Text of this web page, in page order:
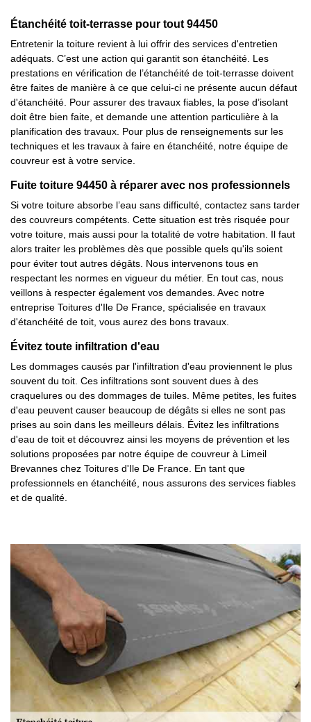
Étanchéité toit-terrasse pour tout 94450
Entretenir la toiture revient à lui offrir des services d'entretien
adéquats. C’est une action qui garantit son étanchéité. Les
prestations en vérification de l’étanchéité de toit-terrasse doivent
être faites de manière à ce que celui-ci ne présente aucun défaut
d'étanchéité. Pour assurer des travaux fiables, la pose d’isolant
doit être bien faite, et demande une attention particulière à la
planification des travaux. Pour plus de renseignements sur les
techniques et les travaux à faire en étanchéité, notre équipe de
couvreur est à votre service.
Fuite toiture 94450 à réparer avec nos professionnels
Si votre toiture absorbe l’eau sans difficulté, contactez sans tarder
des couvreurs compétents. Cette situation est très risquée pour
votre toiture, mais aussi pour la totalité de votre habitation. Il faut
alors traiter les problèmes dès que possible quels qu'ils soient
pour éviter tout autres dégâts. Nous intervenons tous en
respectant les normes en vigueur du métier. En tout cas, nous
veillons à respecter également vos demandes. Avec notre
entreprise Toitures d'Ile De France, spécialisée en travaux
d'étanchéité de toit, vous aurez des bons travaux.
Évitez toute infiltration d'eau
Les dommages causés par l'infiltration d'eau proviennent le plus
souvent du toit. Ces infiltrations sont souvent dues à des
craquelures ou des dommages de tuiles. Même petites, les fuites
d'eau peuvent causer beaucoup de dégâts si elles ne sont pas
prises au soin dans les meilleurs délais. Évitez les infiltrations
d'eau de toit et découvrez ainsi les moyens de prévention et les
solutions proposées par notre équipe de couvreur à Limeil
Brevannes chez Toitures d'Ile De France. En tant que
professionnels en étanchéité, nous assurons des services fiables
et de qualité.